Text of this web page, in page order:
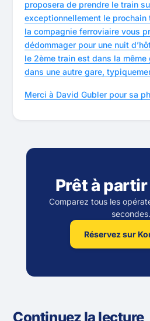
proposera de prendre le train
exceptionnellement le prochain
la compagnie ferroviaire vous
dédommager pour une nuit
le 2ème train est dans la même
dans une autre gare,
Merci à David Gubler pour sa
Prêt à partir
Comparez tous les
secondes.
Réservez sur
Continuez la lecture